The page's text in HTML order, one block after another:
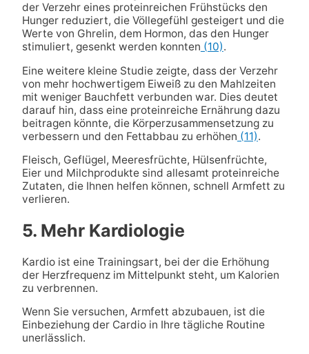
der Verzehr eines proteinreichen Frühstücks den
Hunger reduziert, die Völlegefühl gesteigert und die
Werte von Ghrelin, dem Hormon, das den Hunger
stimuliert, gesenkt werden konnten (10).
Eine weitere kleine Studie zeigte, dass der Verzehr
von mehr hochwertigem Eiweiß zu den Mahlzeiten
mit weniger Bauchfett verbunden war. Dies deutet
darauf hin, dass eine proteinreiche Ernährung dazu
beitragen könnte, die Körperzusammensetzung zu
verbessern und den Fettabbau zu erhöhen (11).
Fleisch, Geflügel, Meeresfrüchte, Hülsenfrüchte,
Eier und Milchprodukte sind allesamt proteinreiche
Zutaten, die Ihnen helfen können, schnell Armfett zu
verlieren.
5. Mehr Kardiologie
Kardio ist eine Trainingsart, bei der die Erhöhung
der Herzfrequenz im Mittelpunkt steht, um Kalorien
zu verbrennen.
Wenn Sie versuchen, Armfett abzubauen, ist die
Einbeziehung der Cardio in Ihre tägliche Routine
unerlässlich.